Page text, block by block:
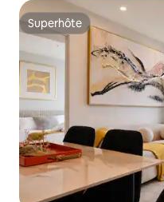
Superhôte
Superhôte